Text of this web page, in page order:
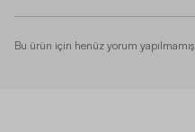
Bu ürün için henüz yorum yapılmamış.